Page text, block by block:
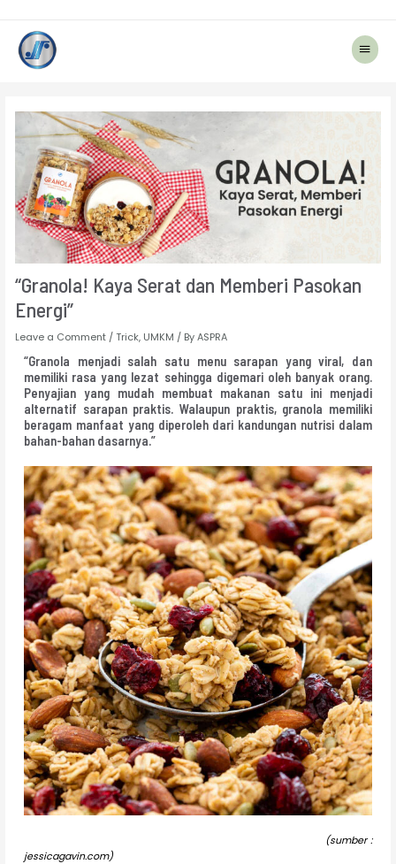
Main
Menu
“Granola! Kaya Serat dan Memberi Pasokan
Energi”
Leave a Comment / Trick, UMKM / By ASPRA
“Granola menjadi salah satu menu sarapan yang viral, dan
memiliki rasa yang lezat sehingga digemari oleh banyak orang.
Penyajian yang mudah membuat makanan satu ini menjadi
alternatif sarapan praktis. Walaupun praktis, granola memiliki
beragam manfaat yang diperoleh dari kandungan nutrisi dalam
bahan-bahan dasarnya.”
(sumber :
jessicagavin.com)